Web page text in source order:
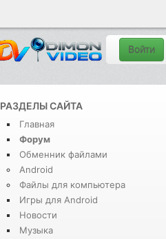
Войти
РАЗДЕЛЫ САЙТА
Главная
Форум
Обменник файлами
Android
Файлы для компьютера
Игры для Android
Новости
Музыка